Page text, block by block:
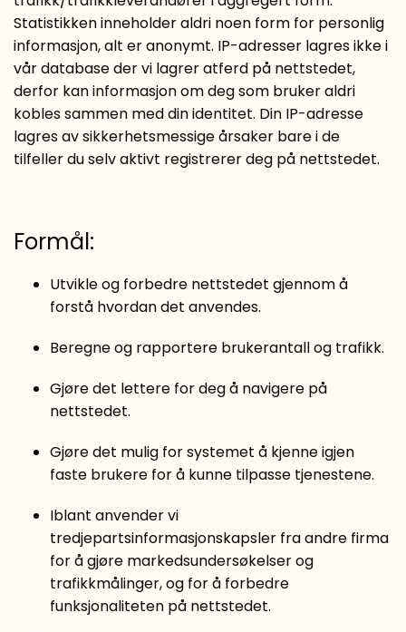
Statistikken inneholder aldri noen form for personlig
informasjon, alt er anonymt. IP-adresser lagres ikke i
vår database der vi lagrer atferd på nettstedet,
derfor kan informasjon om deg som bruker aldri
kobles sammen med din identitet. Din IP-adresse
lagres av sikkerhetsmessige årsaker bare i de
tilfeller du selv aktivt registrerer deg på nettstedet.
Formål:
Utvikle og forbedre nettstedet gjennom å
forstå hvordan det anvendes.
Beregne og rapportere brukerantall og trafikk.
Gjøre det lettere for deg å navigere på
nettstedet.
Gjøre det mulig for systemet å kjenne igjen
faste brukere for å kunne tilpasse tjenestene.
Iblant anvender vi
tredjepartsinformasjonskapsler fra andre firma
for å gjøre markedsundersøkelser og
trafikkmålinger, og for å forbedre
funksjonaliteten på nettstedet.